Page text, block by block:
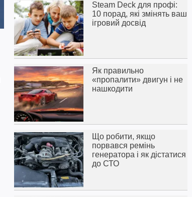
Steam Deck для профі:
10 порад, які змінять ваш
ігровий досвід
Як правильно
«пропалити» двигун і не
нашкодити
Що робити, якщо
порвався ремінь
генератора і як дістатися
до СТО